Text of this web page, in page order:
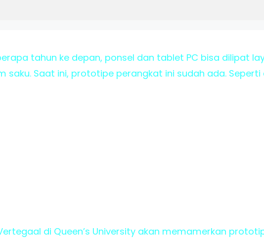
tahun ke depan, ponsel dan tablet PC bisa dilipat
saku. Saat ini, prototipe perangkat ini sudah ada. Seperti
di Queen’s University akan memamerkan